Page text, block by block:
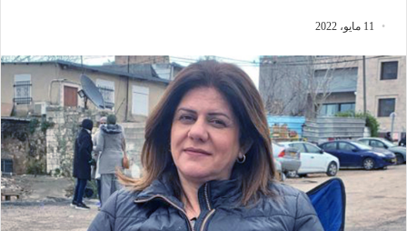
11 مايو، 2022